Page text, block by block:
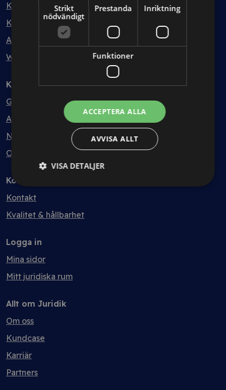
Kurser
Kurspaket
Abonnemang
Webbinarium
Kunskapsbank
Guider
Avtalsmallar
Nyheter
Ordlista
Kontakt
Kontakt
Kvalitet & hållbarhet
Logga in
Mina sidor
Mitt juridiska rum
Allt om Juridik
Om oss
Kundcase
Karriär
Partners
Strikt
nödvändigt
Prestanda Inriktning
Funktioner
ACCEPTERA ALLA
AVVISA ALLT
VISA DETALJER